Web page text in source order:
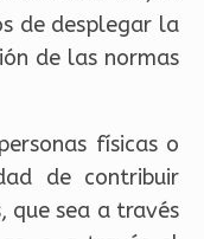
de desplegar la
de las normas
físicas o
de contribuir
que sea a través